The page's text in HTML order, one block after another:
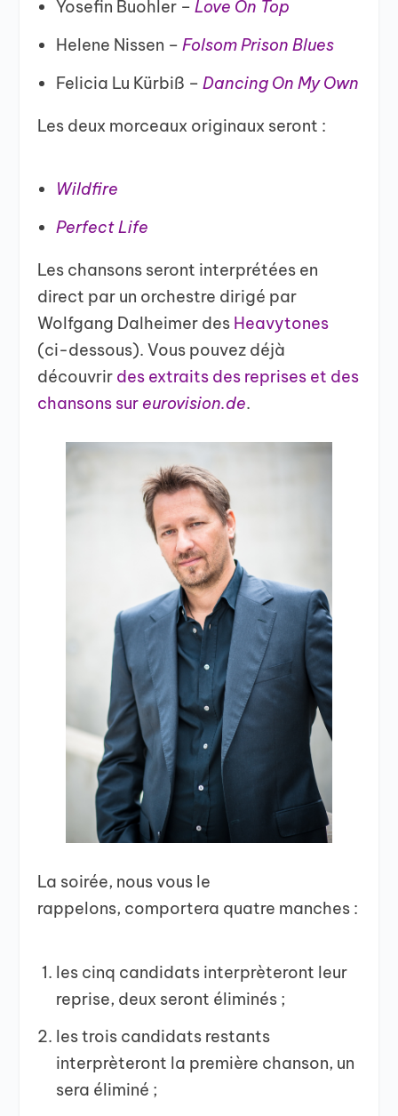
Yosefin Buohler – Love On Top
Helene Nissen – Folsom Prison Blues
Felicia Lu Kürbiß – Dancing On My Own
Les deux morceaux originaux seront :
Wildfire
Perfect Life
Les chansons seront interprétées en
direct par un orchestre dirigé par
Wolfgang Dalheimer des Heavytones
(ci-dessous). Vous pouvez déjà
découvrir des extraits des reprises et des
chansons sureurovision.de.
La soirée, nous vous le
rappelons, comportera quatre manches :
les cinq candidats interprèteront leur
reprise, deux seront éliminés ;
les trois candidats restants
interprèteront la première chanson, un
sera éliminé ;